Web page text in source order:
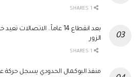
1 SHARES
بعد انقطاع 14 عاماً..
الزور
1 SHARES
منفذ البوكمال الحدودي يسجل حركة